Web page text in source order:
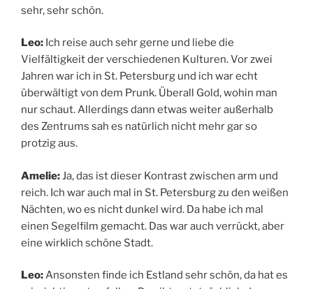
sehr, sehr schön.
Leo: Ich reise auch sehr gerne und liebe die
Vielfältigkeit der verschiedenen Kulturen. Vor zwei
Jahren war ich in St. Petersburg und ich war echt
überwältigt von dem Prunk. Überall Gold, wohin man
nur schaut. Allerdings dann etwas weiter außerhalb
des Zentrums sah es natürlich nicht mehr gar so
protzig aus.
Amelie: Ja, das ist dieser Kontrast zwischen arm und
reich. Ich war auch mal in St. Petersburg zu den weißen
Nächten, wo es nicht dunkel wird. Da habe ich mal
einen Segelfilm gemacht. Das war auch verrückt, aber
eine wirklich schöne Stadt.
Leo:Ansonsten finde ich Estland sehr schön, da hat es